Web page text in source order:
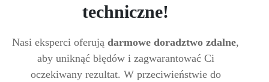
techniczne!
Nasi eksperci oferują darmowe doradztwo zdalne,
aby uniknąć błędów i zagwarantować Ci
oczekiwany rezultat. W przeciwieństwie do